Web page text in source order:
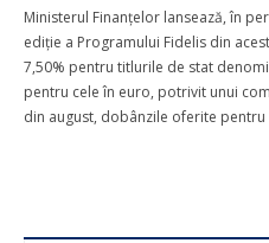
Ministerul Finanţelor lansează, în
ediţie a Programului Fidelis din
7,50% pentru titlurile de stat
pentru cele în euro, potrivit unui
din august, dobânzile oferite